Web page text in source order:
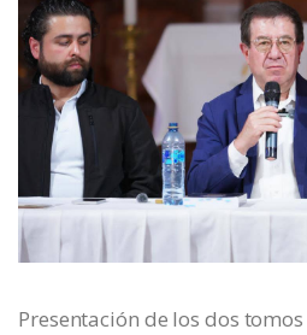
Presentación de los dos